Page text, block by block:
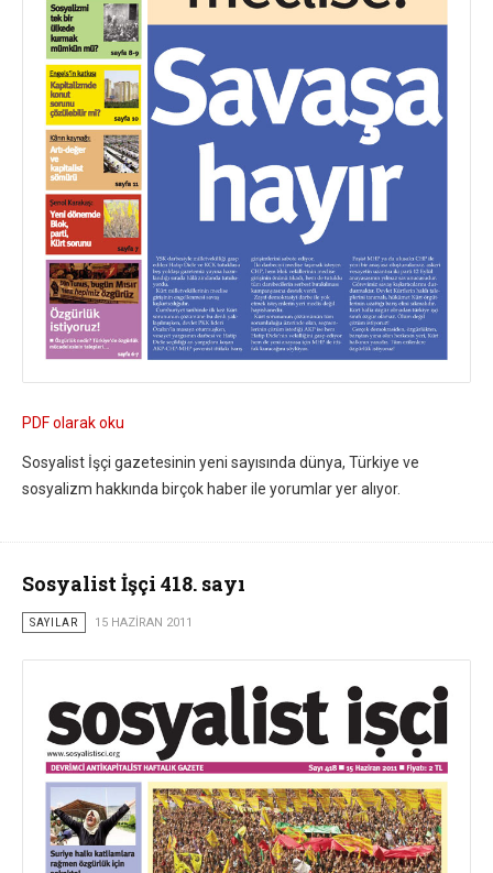
PDF olarak oku
Sosyalist İşçi gazetesinin yeni sayısında dünya, Türkiye ve
sosyalizm hakkında birçok haber ile yorumlar yer alıyor.
Sosyalist İşçi 418. sayı
SAYILAR 15 HAZIRAN 2011